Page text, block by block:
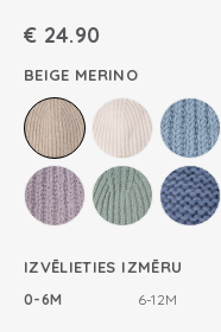
€ 24.90
BEIGE MERINO
IZVĒLIETIES IZMĒRU
0-6M 6-12M